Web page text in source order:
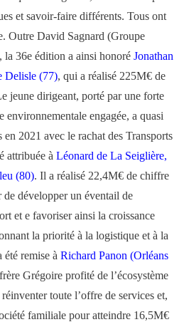
et savoir-faire différents. Tous ont
Outre David Sagnard (Groupe
la 36e édition a ainsi honoré Jonathan
Delisle (77), qui a réalisé 225M€ de
jeune dirigeant, porté par une forte
engagée, a quasi
2021 avec le rachat des Transports
attribuée à Léonard de La Seiglière,
(80). Il a réalisé 22,4M€ de chiffre
développer un éventail de
et e favoriser ainsi la croissance
la priorité à la logistique et à la
remise à Richard Panon (Orléans
Grégoire profité de l’écosystème
toute l’offre de services et,
familiale pour atteindre 16,5M€